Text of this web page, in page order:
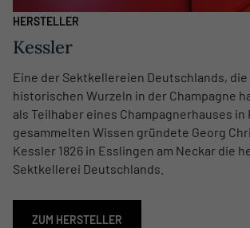
HERSTELLER
Kessler
Eine der Sektkellereien Deutschlands, die
historischen Wurzeln in der Champagne
als Teilhaber eines Champagnerhauses in
gesammelten Wissen gründete Georg
Kessler 1826 in Esslingen am Neckar die
Sektkellerei Deutschlands.
ZUM HERSTELLER